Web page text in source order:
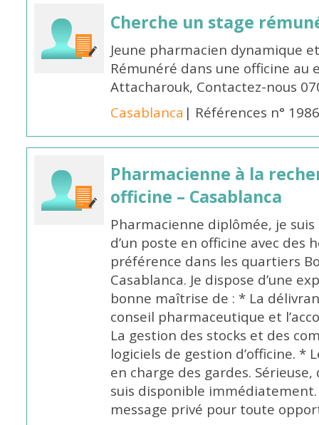
Cherche un stage
Jeune pharmacien dynamique
Rémunéré dans une officine au
Attacharouk, Contactez-nous
Casablanca | Références n°
Pharmacienne à la
officine – Casablanca
Pharmacienne diplômée, je
d’un poste en officine avec des
préférence dans les quartiers
Casablanca. Je dispose d’une
bonne maîtrise de : * La
conseil pharmaceutique et
La gestion des stocks et des
logiciels de gestion d’officine. *
en charge des gardes.
suis disponible
message privé pour toute